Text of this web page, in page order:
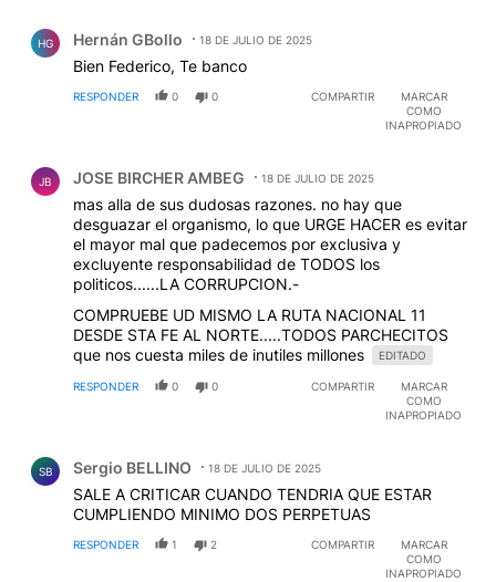
HG Hernán GBollo 18 DE JULIO DE 2025
Bien Federico, Te banco
RESPONDER 0 0 COMPARTIR
MARCAR
COMO
INAPROPIADO
JB JOSE BIRCHER AMBEG 18 DE JULIO DE 2025
mas alla de sus dudosas razones. no hay que
desguazar el organismo, lo que URGE HACER es evitar
el mayor mal que padecemos por exclusiva y
excluyente responsabilidad de TODOS los
politicos......LA CORRUPCION.-
COMPRUEBE UD MISMO LA RUTA NACIONAL 11
DESDE STA FE AL NORTE.....TODOS PARCHECITOS
que nos cuesta miles de inutiles millones
EDITADO
RESPONDER 0 0 COMPARTIR
MARCAR
COMO
INAPROPIADO
SB Sergio BELLINO 18 DE JULIO DE 2025
SALE A CRITICAR CUANDO TENDRIA QUE ESTAR
CUMPLIENDO MINIMO DOS PERPETUAS
RESPONDER 1 2 COMPARTIR
MARCAR
COMO
INAPROPIADO